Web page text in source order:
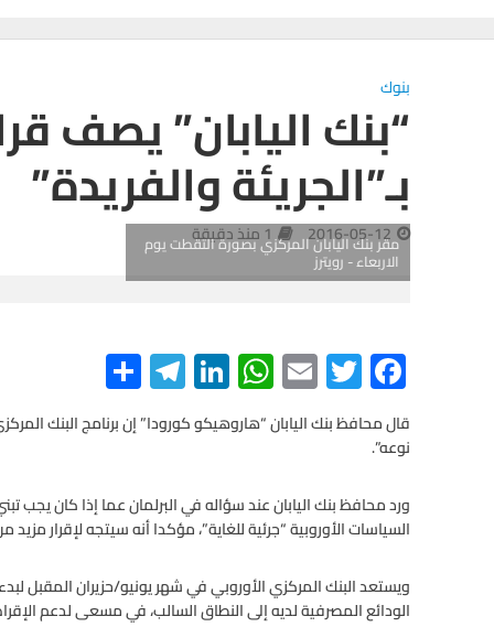
بنوك
“بنك اليابان” يصف
بـ”الجريئة والفريدة”
2016-05-12 1 منذ دقيقة
مقر بنك اليابان المركزي بصورة التقطت يوم
الاربعاء - رويترز
F
ac
e
o
o
k
T
wi
tt
E
m
ail
W
h
at
A
p
p
Li
n
ke
n
Te
le
gr
m
S
h
ar
قال محافظ بنك اليابان “هاروهيكو كورودا” إن برنامج البنك
نوعه”.
ورد محافظ بنك اليابان عند سؤاله في البرلمان عما إذا كان يجب
السياسات الأوروبية “جرئية للغاية”، مؤكدا أنه سيتجه لإقرار مزيد
ويستعد البنك المركزي الأوروبي في شهر يونيو/حزيران المقبل
الودائع المصرفية لديه إلى النطاق السالب، في مسعى لدعم